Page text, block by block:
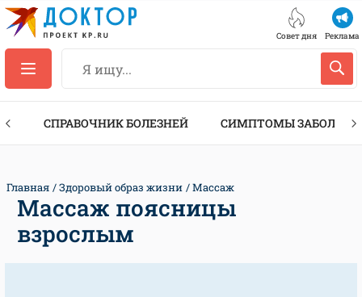
Совет дня Реклама
СПРАВОЧНИК БОЛЕЗНЕЙ СИМПТОМЫ
Главная Здоровый образ жизни Массаж
Массаж поясницы
взрослым